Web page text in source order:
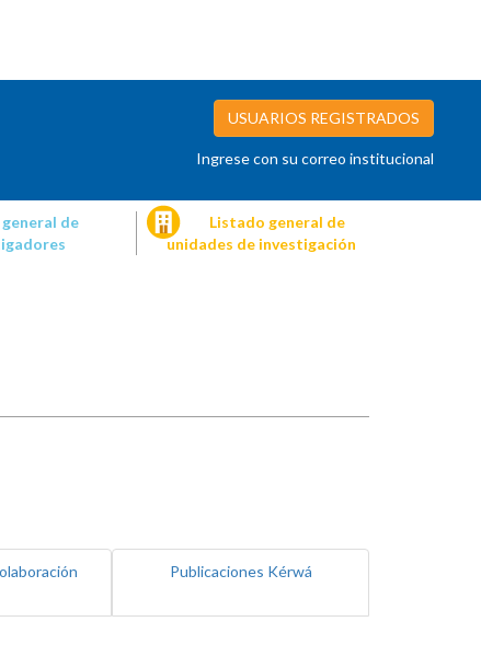
USUARIOS REGISTRADOS
Ingrese con su correo institucional
de
Listado general de
unidades de investigación
Publicaciones Kérwá